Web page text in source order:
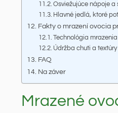
Osviežujúce nápoje a
Hlavné jedlá, ktoré
Fakty o mrazení ovocia
Technológia mrazenia
Údržba chuti a textúry
FAQ
Na záver
Mrazené